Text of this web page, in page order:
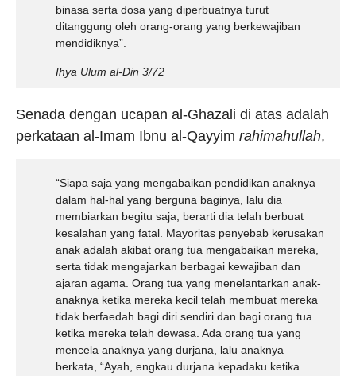
binasa serta dosa yang diperbuatnya turut
ditanggung oleh orang-orang yang berkewajiban
mendidiknya”.
Ihya Ulum al-Din 3/72
Senada dengan ucapan al-Ghazali di atas adalah
perkataan al-Imam Ibnu al-Qayyim rahimahullah,
“Siapa saja yang mengabaikan pendidikan anaknya
dalam hal-hal yang berguna baginya, lalu dia
membiarkan begitu saja, berarti dia telah berbuat
kesalahan yang fatal. Mayoritas penyebab kerusakan
anak adalah akibat orang tua mengabaikan mereka,
serta tidak mengajarkan berbagai kewajiban dan
ajaran agama. Orang tua yang menelantarkan anak-
anaknya ketika mereka kecil telah membuat mereka
tidak berfaedah bagi diri sendiri dan bagi orang tua
ketika mereka telah dewasa. Ada orang tua yang
mencela anaknya yang durjana, lalu anaknya
berkata, “Ayah, engkau durjana kepadaku ketika